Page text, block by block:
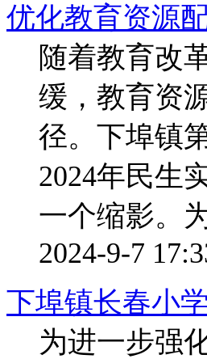
优化教育资源
随着教育改
缓，教育资
径。下埠镇
2024年民生
一个缩影。
2024-9-7
下埠镇长春小
为进一步强